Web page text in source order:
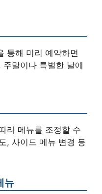
통해 미리 예약하면
말이나 특별한 날에
라 메뉴를 조정할 수
, 사이드 메뉴 변경 등
뉴